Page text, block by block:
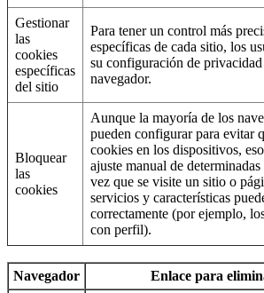
Gestionar
las
cookies
específicas
del sitio
Para tener un control más
específicas de cada sitio, los
su configuración de
navegador.
Bloquear
las
cookies
Aunque la mayoría de los
pueden configurar para evitar
cookies en los dispositivos,
ajuste manual de
vez que se visite un sitio o
servicios y características
correctamente (por ejemplo,
con perfil).
Navegador Enlace para